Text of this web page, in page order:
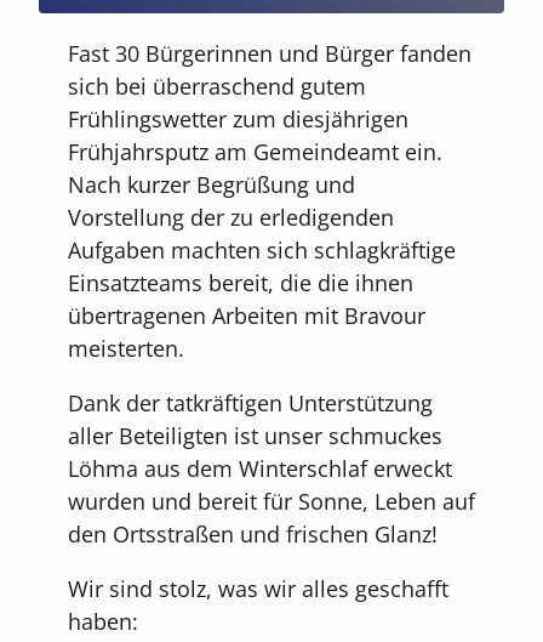
Fast 30 Bürgerinnen und Bürger fanden
sich bei überraschend gutem
Frühlingswetter zum diesjährigen
Frühjahrsputz am Gemeindeamt ein.
Nach kurzer Begrüßung und
Vorstellung der zu erledigenden
Aufgaben machten sich schlagkräftige
Einsatzteams bereit, die die ihnen
übertragenen Arbeiten mit Bravour
meisterten.
Dank der tatkräftigen Unterstützung
aller Beteiligten ist unser schmuckes
Löhma aus dem Winterschlaf erweckt
wurden und bereit für Sonne, Leben auf
den Ortsstraßen und frischen Glanz!
Wir sind stolz, was wir alles geschafft
haben: